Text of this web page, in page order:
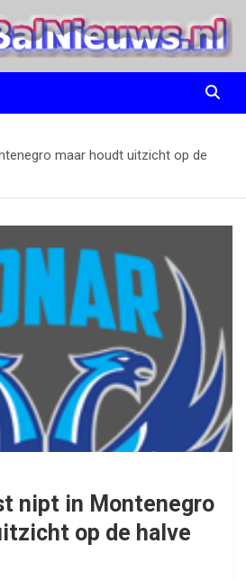
maar houdt uitzicht op de
nipt in Montenegro
op de halve